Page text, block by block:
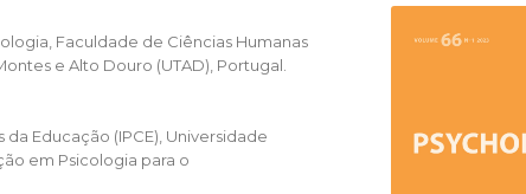
Faculdade de Ciências Humanas
e Alto Douro (UTAD), Portugal.
Educação (IPCE), Universidade
em Psicologia para o